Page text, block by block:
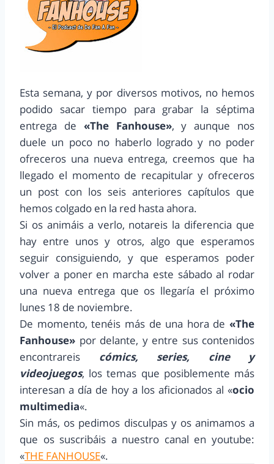
Esta semana, y por diversos motivos, no hemos
podido sacar tiempo para grabar la séptima
entrega de «The Fanhouse», y aunque nos
duele un poco no haberlo logrado y no poder
ofreceros una nueva entrega, creemos que ha
llegado el momento de recapitular y ofreceros
un post con los seis anteriores capítulos que
hemos colgado en la red hasta ahora.
Si os animáis a verlo, notareis la diferencia que
hay entre unos y otros, algo que esperamos
seguir consiguiendo, y que esperamos poder
volver a poner en marcha este sábado al rodar
una nueva entrega que os llegaría el próximo
lunes 18 de noviembre.
De momento, tenéis más de una hora de «The
Fanhouse» por delante, y entre sus contenidos
encontrareis cómics, series, cine y
videojuegos, los temas que posiblemente más
interesan a día de hoy a los aficionados al «ocio
multimedia«.
Sin más, os pedimos disculpas y os animamos a
que os suscribáis a nuestro canal en youtube:
«THE FANHOUSE«.